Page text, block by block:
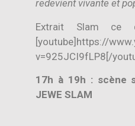
redevient vivante et
Extrait Slam ce
[youtube]https://
v=925JCI9fLP8[/
17h à 19h : scène
JEWE SLAM